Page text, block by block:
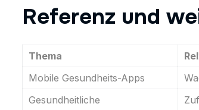
Referenz und
Thema
Mobile Gesundheits-Apps
Gesundheitliche